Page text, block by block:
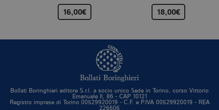
16,00€ 18,00€
Bollati Boringhieri editore S.r.l. a socio unico Sede in Torino, corso Vittorio
Emanuele II, 86 - CAP 10121
Registro imprese di Torino 00529920019 - C.F. e P.IVA 00529920019 - REA
226606
_gat_UA-96327731-1
.bollatiboringhieri.it